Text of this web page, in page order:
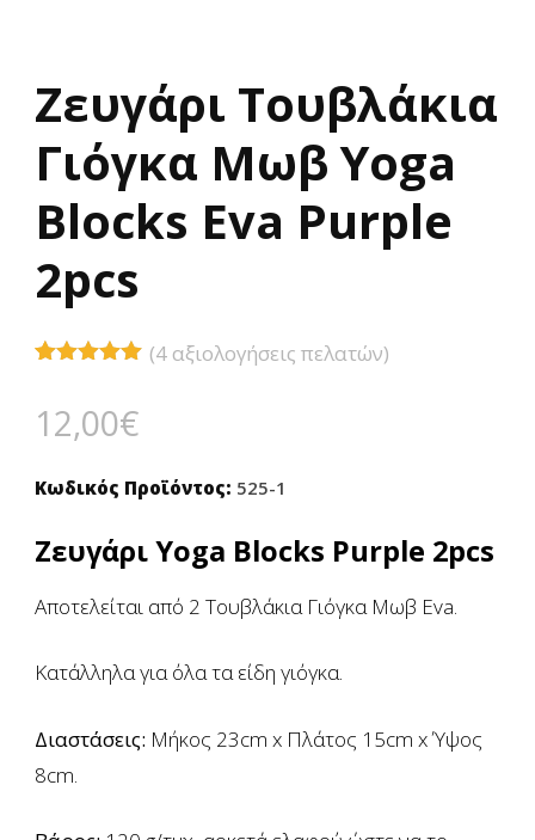
Ζευγάρι Τουβλάκια
Γιόγκα Μωβ Yoga
Blocks Eva Purple
2pcs
από 5 με
βάση
πελάτη
(4αξιολογήσεις πελατών)
12,00€
Κωδικός Προϊόντος: 525-1
Ζευγάρι Yoga Blocks Purple 2pcs
Αποτελείται από 2 Τουβλάκια Γιόγκα Μωβ Eva.
Κατάλληλα για όλα τα είδη γιόγκα.
Διαστάσεις: Μήκος 23cm x Πλάτος 15cm x Ύψος
8cm.